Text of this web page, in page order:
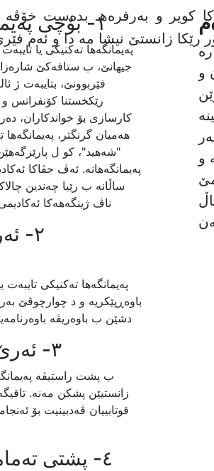
کویر و بەرفرەهـ بدەست
رێکا زانستێ نیشا مە دا و ئەم
و
و
١- بۆچی پەیمانگەها تەکنیکی یا تایبەت یا ئارارات هەلبژێرین؟
پەیمانگەها تەکنیکی یا
جیهانێ، ب ستافەکێ شارەزا
فێربوونێ، بتایبەت ژ
رێکخستنا کۆنفرانس
کارسازی بۆ خواندکاران،
هەمیان گرنگتر،
"شەهید"، کو ل
پەیمانگەهانە. ئەڤ جڤاکا
ساڵانە ب رێیا چەندین
ناڤ ژینگەهەکا
٢-
پەیمانگەها تەکنیکی تایبەت
باوەڕپێکریە و د چوارچوڤێ
دشێن ب باوەریڤە
٣- ئەرێ پەیمانگەهێ تاقیگەهێن پێدڤی بۆ پشکان هەنە؟
ب پشت راستیڤە
زانستیێن پشکن مەنە.
قوتابییان ڤەدبینیت بۆ
٤- پشتی